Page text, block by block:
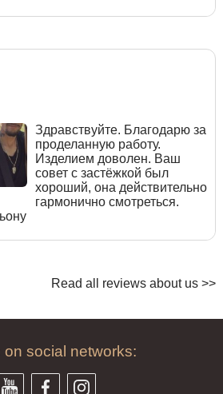
Здравствуйте. Благодарю за
проделанную работу.
Изделием доволен. Ваш
совет с застёжкой был
хороший, она действительно
гармонично смотреться.
Read all reviews about us >>
on social networks: